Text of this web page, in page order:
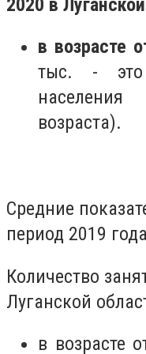
2020 в
в возрасте
тыс. -
возраста).
Средние
период 2019
Количество
Луганской
в возрасте